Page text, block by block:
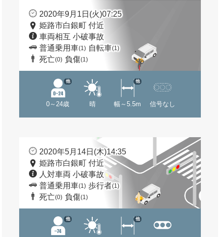
2020年9月1日(火)07:25
姫路市白銀町 付近
車両相互 小破事故
普通乗用車(1) 自転車(1)
死亡(0) 負傷(1)
0～24歳
他
晴 幅～5.5m
他
信号なし
2020年5月14日(木)14:35
姫路市白銀町 付近
人対車両 小破事故
普通乗用車(1) 歩行者(1)
死亡(0) 負傷(1)
他 他